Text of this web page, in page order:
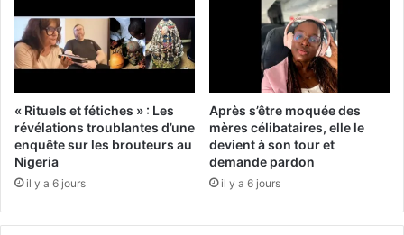
« Rituels et fétiches » : Les
révélations troublantes d’une
enquête sur les brouteurs au
Nigeria
il y a 6 jours
Après s’être moquée des
mères célibataires, elle le
devient à son tour et
demande pardon
il y a 6 jours